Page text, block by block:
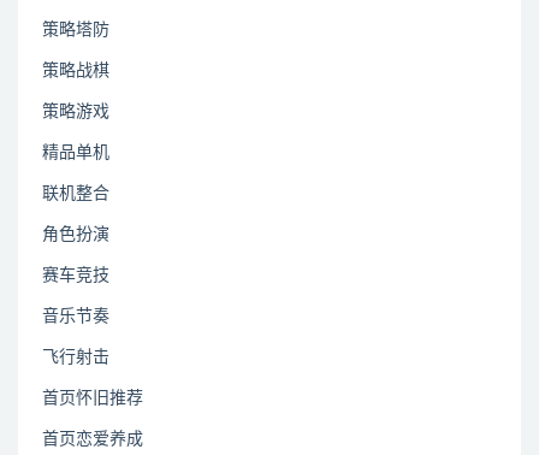
策略塔防
策略战棋
策略游戏
精品单机
联机整合
角色扮演
赛车竞技
音乐节奏
飞行射击
首页怀旧推荐
首页恋爱养成